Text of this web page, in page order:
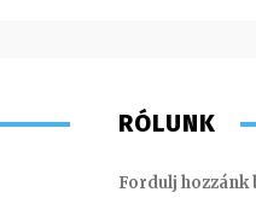
RÓLUNK
Fordulj hozzánk